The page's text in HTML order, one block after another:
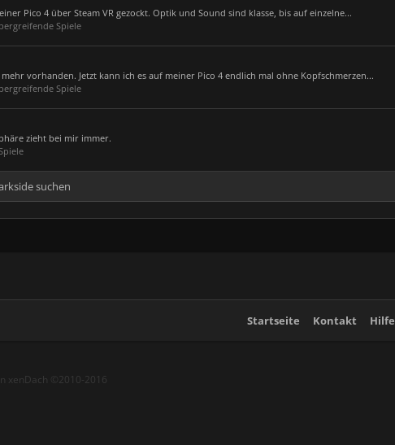
Pico 4 über Steam VR gezockt. Optik und Sound sind klasse, bis auf einzelne...
Spiele
vorhanden. Jetzt kann ich es auf meiner Pico 4 endlich mal ohne Kopfschmerzen...
Spiele
zieht bei mir immer.
suchen
Startseite Kontakt Hilfe
xenDach ©2010-2016